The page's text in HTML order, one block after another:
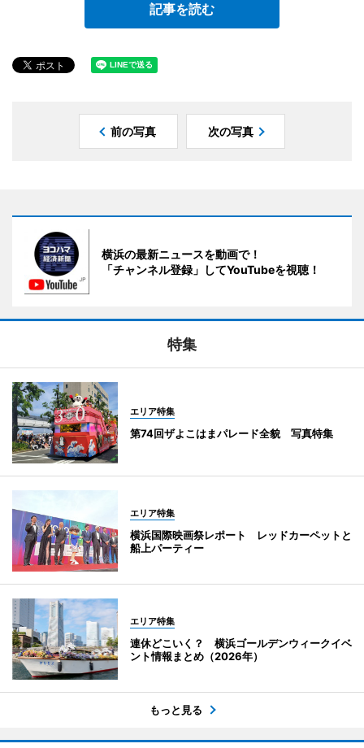
記事を読む
前の写真 次の写真
横浜の最新ニュースを動画で！
「チャンネル登録」してYouTubeを視聴！
特集
エリア特集
第74回ザよこはまパレード全貌 写真特集
エリア特集
横浜国際映画祭レポート レッドカーペットと
船上パーティー
エリア特集
連休どこいく？ 横浜ゴールデンウィークイベ
ント情報まとめ（2026年）
もっと見る